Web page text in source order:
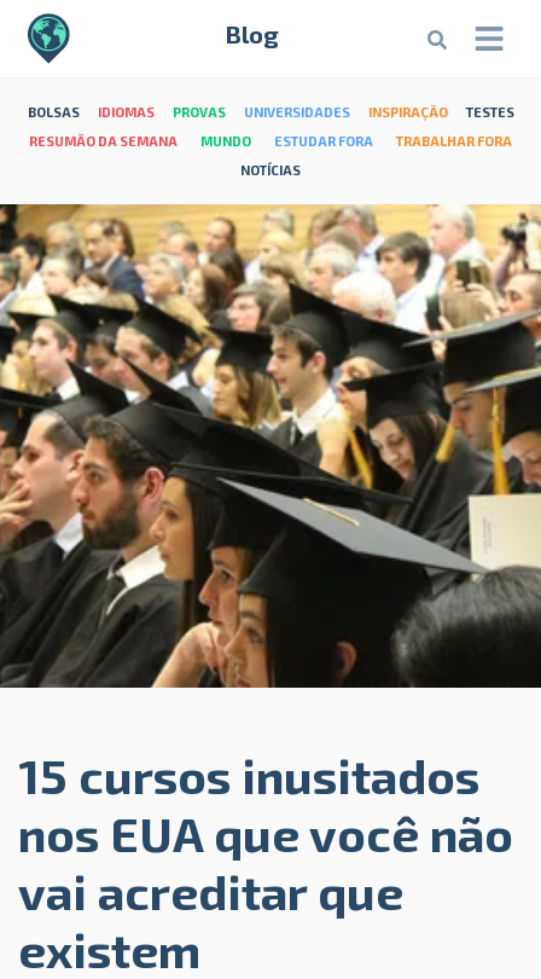
Blog
BOLSAS IDIOMAS PROVAS UNIVERSIDADES INSPIRAÇÃO
TESTES
RESUMÃO DA SEMANA
MUNDO ESTUDAR FORA
TRABALHAR FORA
NOTÍCIAS
15 cursos inusitados
nos EUA que você não
vai acreditar que
existem